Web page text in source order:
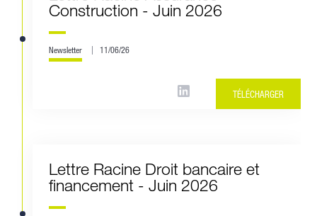
Construction - Juin 2026
Newsletter 11/06/26
TÉLÉCHARGER
Lettre Racine Droit bancaire et
financement - Juin 2026